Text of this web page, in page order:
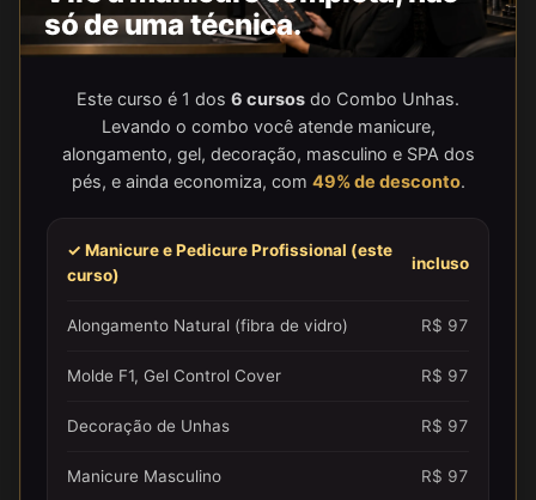
só de uma técnica.
Este curso é 1 dos 6 cursos do Combo Unhas.
Levando o combo você atende manicure,
alongamento, gel, decoração, masculino e SPA dos
pés, e ainda economiza, com 49% de desconto.
✓ Manicure e Pedicure Profissional (este
curso)
incluso
Alongamento Natural (fibra de vidro) R$ 97
Molde F1, Gel Control Cover R$ 97
Decoração de Unhas R$ 97
Manicure Masculino R$ 97